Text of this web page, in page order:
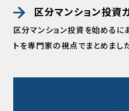
区分マンション投資
区分マンション投資を始めるに
トを専門家の視点でまとめまし